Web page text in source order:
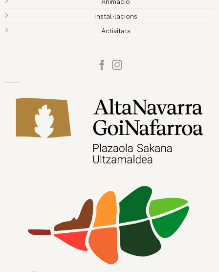
Instal·lacions
Activitats